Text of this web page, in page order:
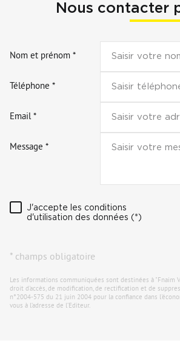
Nous contacter
Nom et prénom *
Téléphone *
Email *
Message *
J'accepte les conditions
d'utilisation des données (*)
* champs obligatoire
Les informations communiquées sont destinées à "Fnaim
droit d'accès, de modification, de rectification et de
n°2004-575 du 21 juin 2004 pour la confiance dans
vous à l’adresse de l’Editeur.